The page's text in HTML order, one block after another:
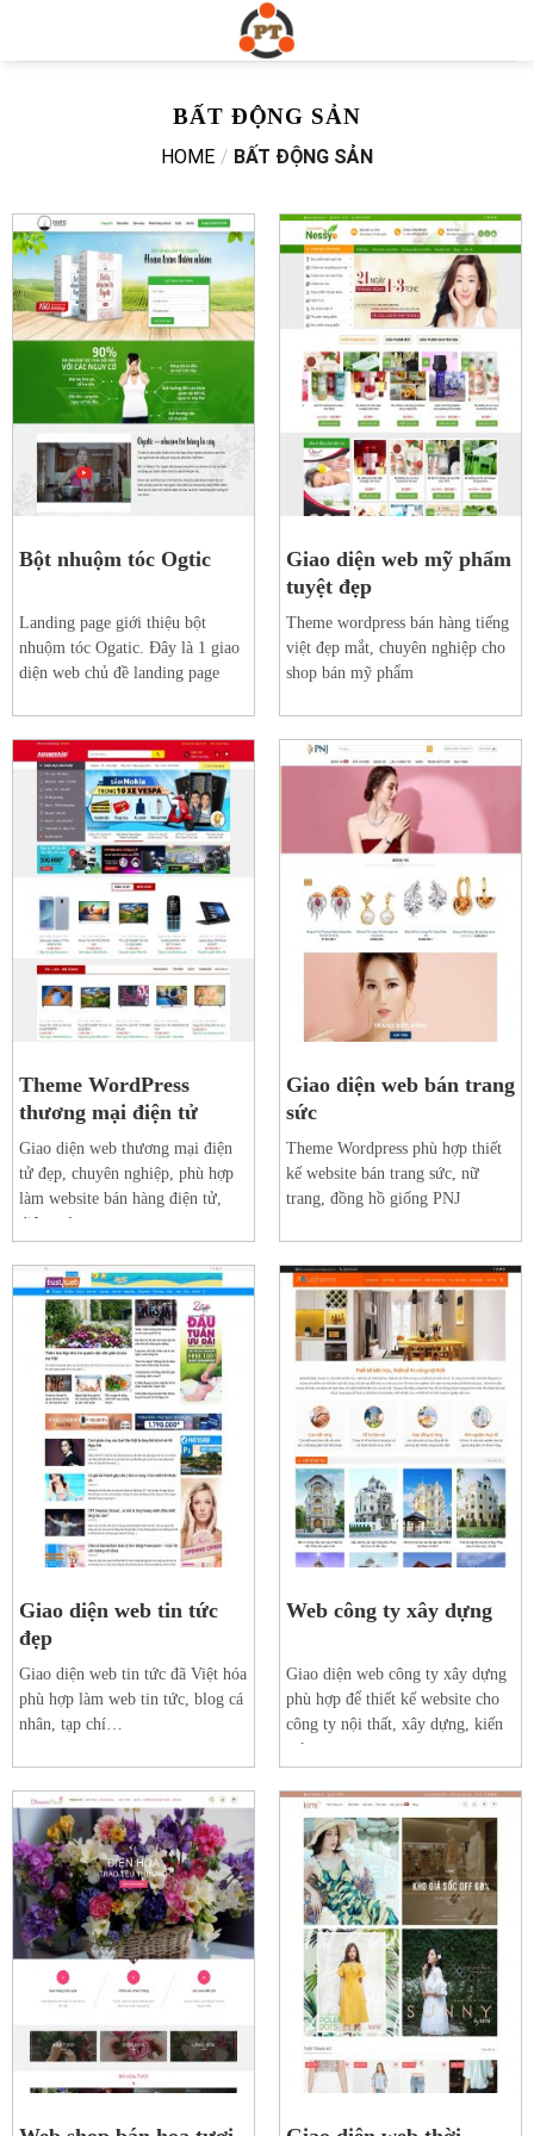
BẤT ĐỘNG SẢN
HOME / BẤT ĐỘNG SẢN
Chi tiết
Bột nhuộm tóc Ogtic
Landing page giới thiệu bột
nhuộm tóc Ogatic. Đây là 1 giao
diện web chủ đề landing page
Chi tiết
Giao diện web mỹ phẩm
tuyệt đẹp
Theme wordpress bán hàng tiếng
việt đẹp mắt, chuyên nghiệp cho
shop bán mỹ phẩm
Chi tiết
Theme WordPress
thương mại điện tử
Giao diện web thương mại điện
tử đẹp, chuyên nghiệp, phù hợp
làm website bán hàng điện tử,
điện máy…
Chi tiết
Giao diện web bán trang
sức
Theme Wordpress phù hợp thiết
kế website bán trang sức, nữ
trang, đồng hồ giống PNJ
Chi tiết
Giao diện web tin tức
đẹp
Giao diện web tin tức đã Việt hóa
phù hợp làm web tin tức, blog cá
nhân, tạp chí…
Chi tiết
Web công ty xây dựng
Giao diện web công ty xây dựng
phù hợp để thiết kế website cho
công ty nội thất, xây dựng, kiến
trúc.
Chi tiết Chi tiết